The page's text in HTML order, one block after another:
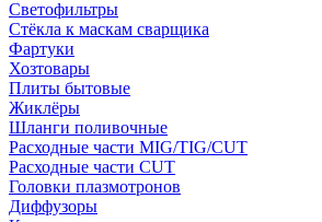
Светофильтры
Стёкла к маскам сварщика
Фартуки
Хозтовары
Плиты бытовые
Жиклёры
Шланги поливочные
Расходные части MIG/TIG/CUT
Расходные части CUT
Головки плазмотронов
Диффузоры